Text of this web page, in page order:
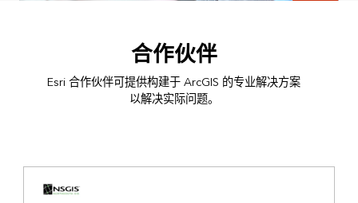
合作伙伴
Esri 合作伙伴可提供构建于 ArcGIS 的专业解决方案
以解决实际问题。